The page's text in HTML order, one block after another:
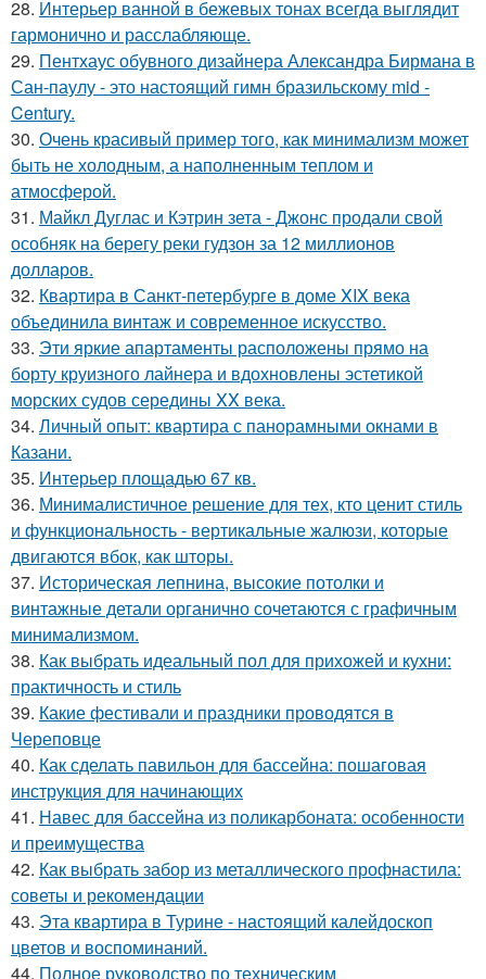
28. Интерьер ванной в бежевых тонах всегда выглядит
гармонично и расслабляюще.
29. Пентхаус обувного дизайнера Александра Бирмана в
Сан-паулу - это настоящий гимн бразильскому mid -
Century.
30. Очень красивый пример того, как минимализм может
быть не холодным, а наполненным теплом и
атмосферой.
31. Майкл Дуглас и Кэтрин зета - Джонс продали свой
особняк на берегу реки гудзон за 12 миллионов
долларов.
32. Квартира в Санкт-петербурге в доме XIX века
объединила винтаж и современное искусство.
33. Эти яркие апартаменты расположены прямо на
борту круизного лайнера и вдохновлены эстетикой
морских судов середины XX века.
34. Личный опыт: квартира с панорамными окнами в
Казани.
35. Интерьер площадью 67 кв.
36. Минималистичное решение для тех, кто ценит стиль
и функциональность - вертикальные жалюзи, которые
двигаются вбок, как шторы.
37. Историческая лепнина, высокие потолки и
винтажные детали органично сочетаются с графичным
минимализмом.
38. Как выбрать идеальный пол для прихожей и кухни:
практичность и стиль
39. Какие фестивали и праздники проводятся в
Череповце
40. Как сделать павильон для бассейна: пошаговая
инструкция для начинающих
41. Навес для бассейна из поликарбоната: особенности
и преимущества
42. Как выбрать забор из металлического профнастила:
советы и рекомендации
43. Эта квартира в Турине - настоящий калейдоскоп
цветов и воспоминаний.
44. Полное руководство по техническим